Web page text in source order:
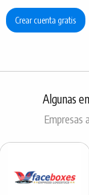
Crear cuenta gratis
Algunas
Empresas